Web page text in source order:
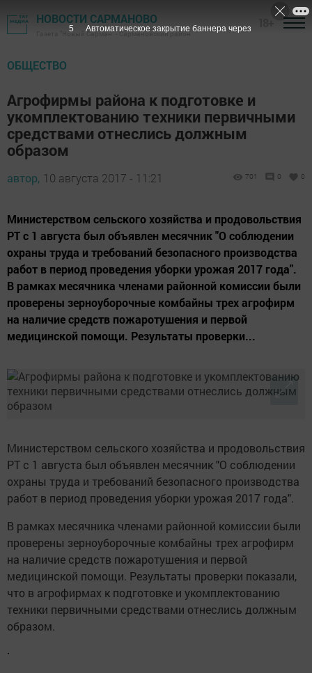
НОВОСТИ САРМАНОВО
Газета "Новый Сарман" - Сармановский район
ОБЩЕСТВО
Агрофирмы района к подготовке и
укомплектованию техники первичными
средствами отнеслись должным
образом
автор, 10 августа 2017 - 11:21 701 0 0
Министерством сельского хозяйства и продовольствия
РТ с 1 августа был объявлен месячник "О соблюдении
охраны труда и требований безопасного производства
работ в период проведения уборки урожая 2017 года".
В рамках месячника членами районной комиссии были
проверены зерноуборочные комбайны трех агрофирм
на наличие средств пожаротушения и первой
медицинской помощи. Результаты проверки...
Министерством сельского хозяйства и продовольствия
РТ с 1 августа был объявлен месячник "О соблюдении
охраны труда и требований безопасного производства
работ в период проведения уборки урожая 2017 года".
В рамках месячника членами районной комиссии были
проверены зерноуборочные комбайны трех агрофирм
на наличие средств пожаротушения и первой
медицинской помощи. Результаты проверки показали,
что в агрофирмах к подготовке и укомплектованию
техники первичными средствами отнеслись должным
образом.
4 Автоматическое закрытие баннера через